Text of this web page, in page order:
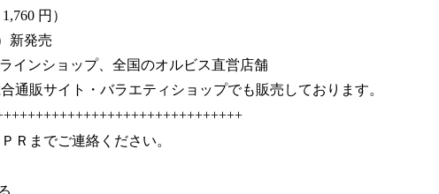
円）
新発売
インショップ、全国のオルビス直営店舗
・バラエティショップでも販売しております。
Ｒまでご連絡ください。